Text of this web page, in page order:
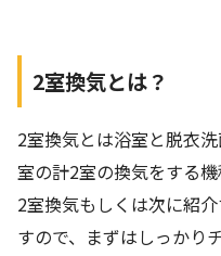
2室換気とは？
2室換気とは浴室と脱衣
室の計2室の換気をする
2室換気もしくは次に紹
すので、まずはしっかり